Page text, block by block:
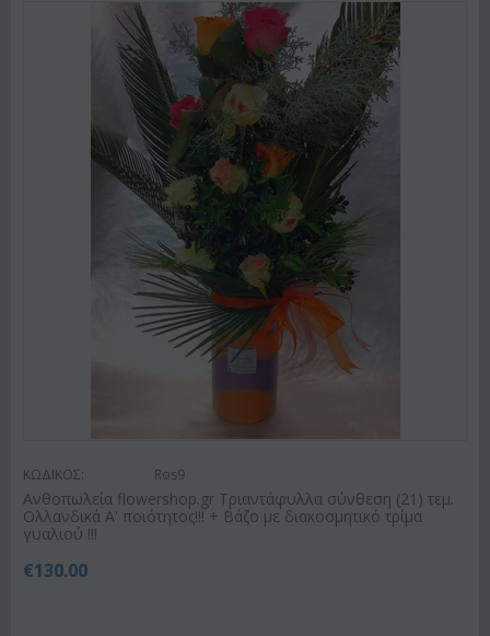
ΚΩΔΙΚΟΣ: Ros9
Ανθοπωλεία flowershop.gr Τριαντάφυλλα σύνθεση (21) τεμ.
Ολλανδικά Α' ποιότητος!!! + Βάζο με διακοσμητικό τρίμα
γυαλιού !!!
€130.00